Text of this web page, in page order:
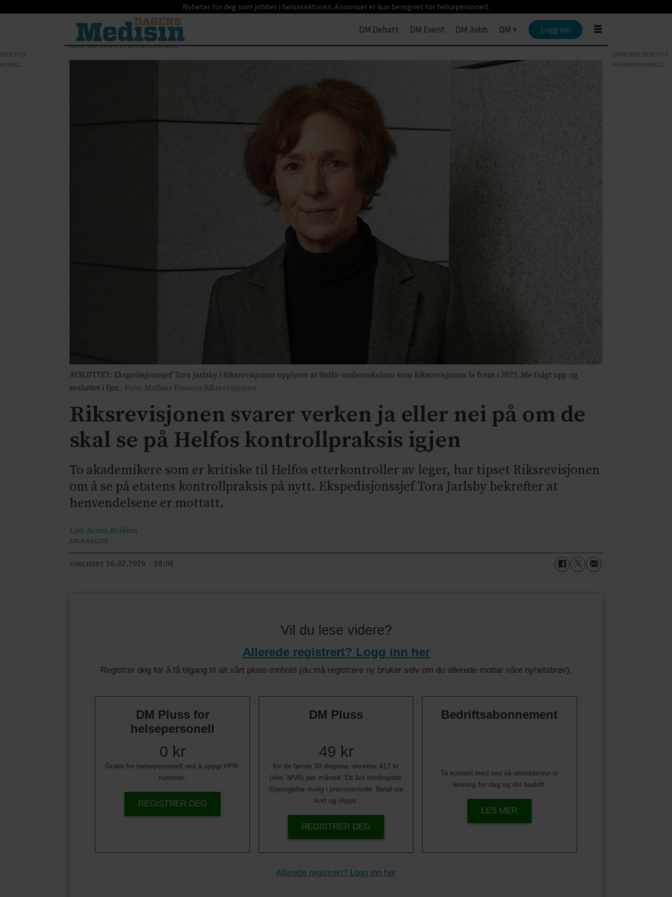
Nyheter for deg som jobber i helsesektoren. Annonser er kun beregnet for helsepersonell.
DM Debatt DM Event DM Jobb DM + Logg inn
ANNONSE KUN FOR HELSEPERSONELL
AVSLUTTET: Ekspedisjonssjef Tora Jarlsby i Riksrevisjonen opplyser at Helfo-undersøkelsen som Riksrevisjonen la frem i 2022, ble fulgt opp og
avsluttet i fjor. Foto: Mathias Fossum/Riksrevisjonen
Riksrevisjonen svarer verken ja eller nei på om de
skal se på Helfos kontrollpraksis igjen
To akademikere som er kritiske til Helfos etterkontroller av leger, har tipset Riksrevisjonen
om å se på etatens kontrollpraksis på nytt. Ekspedisjonssjef Tora Jarlsby bekrefter at
henvendelsene er mottatt.
Leni Aurora Brækhus
JOURNALIST
PUBLISERT 16.02.2026 - 08:00
Vil du lese videre?
Allerede registrert? Logg inn her
Registrer deg for å få tilgang til alt vårt pluss-innhold (du må registrere ny bruker selv om du allerede mottar våre nyhetsbrev).
DM Pluss for
helsepersonell
0 kr
Gratis for helsepersonell ved å oppgi HPR-
nummer.
REGISTRER DEG
DM Pluss
49 kr
for de første 30 dagene, deretter 417 kr
(eks. MVA) per måned. Ett års bindingstid.
Oppsigelse mulig i prøveperiode. Betal via
kort og Vipps.
REGISTRER DEG
Bedriftsabonnement
Ta kontakt med oss så skreddersyr vi
løsning for deg og din bedrift.
LES MER
Allerede registrert? Logg inn her
FOR
ANNONSE KUN FOR
HELSEPERSONELL